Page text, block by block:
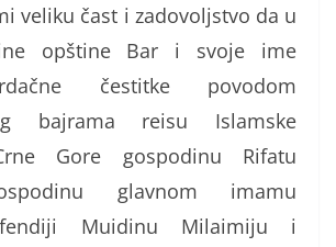
veliku čast i zadovoljstvo da u
opštine Bar i svoje ime
čestitke povodom
bajrama reisu Islamske
Gore gospodinu Rifatu
glavnom imamu
Muidinu Milaimiju i